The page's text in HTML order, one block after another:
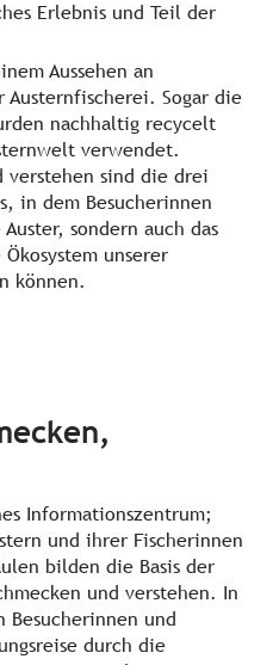
Erlebnis und Teil der
Aussehen an
Sogar die
nachhaltig recycelt
verwendet.
verstehen sind die drei
in dem Besucherinnen
sondern auch das
unserer
können.
Informationszentrum;
und ihrer Fischerinnen
bilden die Basis der
und verstehen. In
Besucherinnen und
durch die